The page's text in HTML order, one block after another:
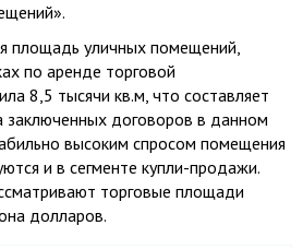
площадь уличных помещений,
по аренде торговой
8,5 тысячи кв.м, что составляет
договоров в данном
высоким спросом помещения
и в сегменте купли-продажи.
торговые площади
долларов.